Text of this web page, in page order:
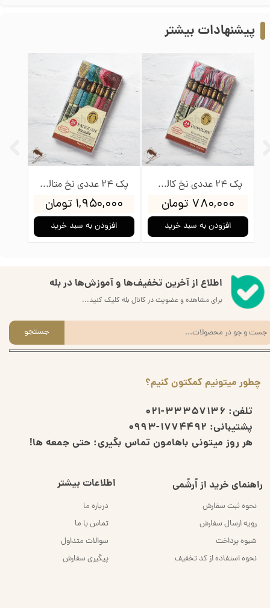
★★★★★
پک 24 عددی نخ متالیک پنگوئن
۱,۹۵۰,۰۰۰ تومان
افزودن به سبد خرید
پک 24 عددی نخ کالوریس پنگوئن
۷۸۰,۰۰۰ تومان
افزودن به سبد خرید
پیشنهادات بیشتر
چطور میتونیم کمکتون کنیم؟
تلفن: 33357136-021
پشتیبانی: 1774492-0993
هر روز میتونی باهامون تماس بگیری؛ حتی جمعه ها!
راهنمای خرید از اُرشُمی
نحوه ثبت سفارش
رویه ارسال سفارش
شیوه پرداخت
نحوه استفاده از کد تخفیف
اطلاعات بیشتر
درباره ما
تماس با ما
سوالات متداول
پیگیری سفارش
اطلاع از آخرین تخفیف‌ها و آموزش‌ها در بله
برای مشاهده و عضویت در کانال بله کلیک کنید...
جستجو